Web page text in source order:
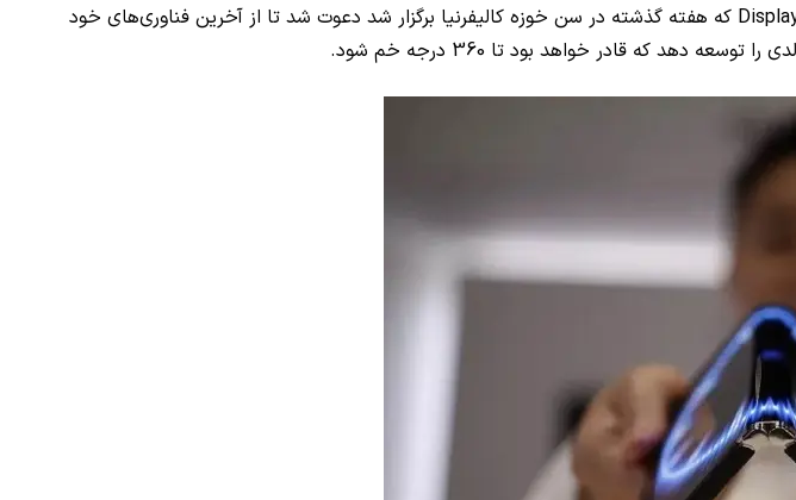
که هفته گذشته در سن خوزه کالیفرنیا برگزار شد دعوت شد تا از آخرین فناوری‌های خود
که قادر خواهد بود تا 360 درجه خم شود.